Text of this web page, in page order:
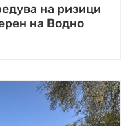
на ризици
на Водно